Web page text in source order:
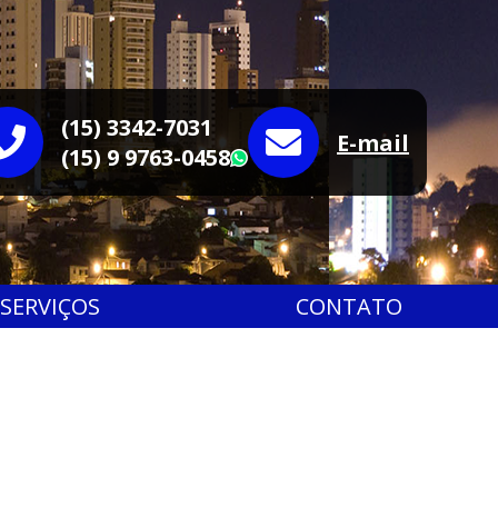
(15) 3342-7031
(15) 9 9763-0458
WhatsApp
E-mail
SERVIÇOS CONTATO